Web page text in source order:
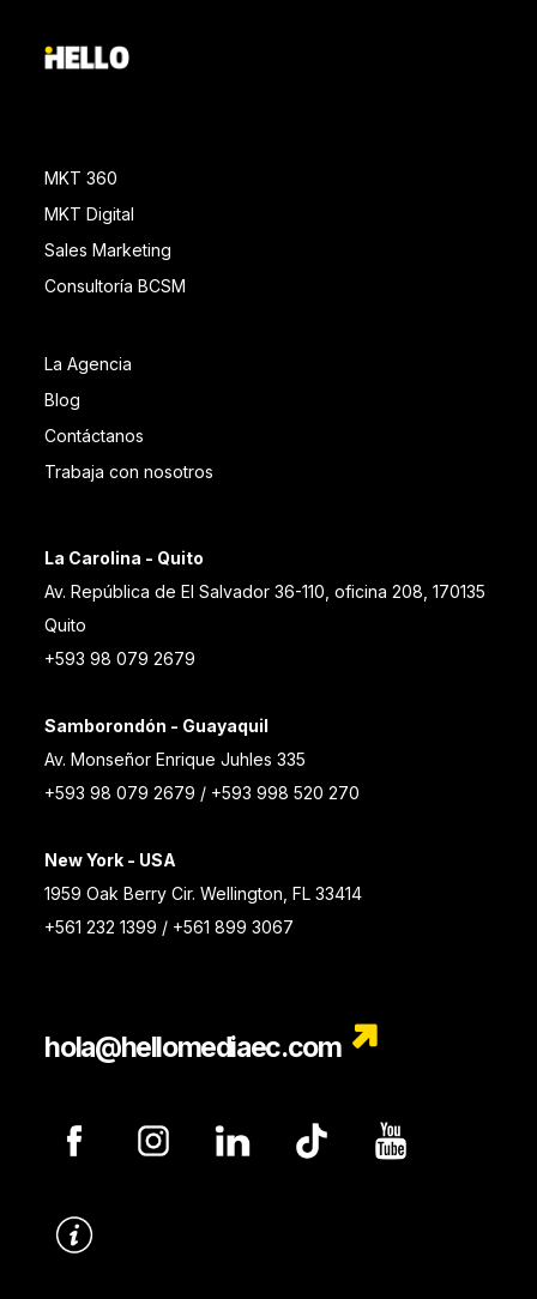
MKT 360
MKT Digital
Sales Marketing
Consultoría BCSM
La Agencia
Blog
Contáctanos
Trabaja con nosotros
La Carolina - Quito
Av. República de El Salvador 36-110, oficina 208, 170135
Quito
+593 98 079 2679
Samborondón - Guayaquil
Av. Monseñor Enrique Juhles 335
+593 98 079 2679 / +593 998 520 270
New York - USA
1959 Oak Berry Cir. Wellington, FL 33414
+561 232 1399 / +561 899 3067
hola@hellomediaec.com